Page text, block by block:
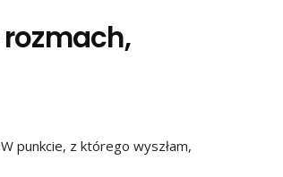
punkcie, z którego wyszłam,